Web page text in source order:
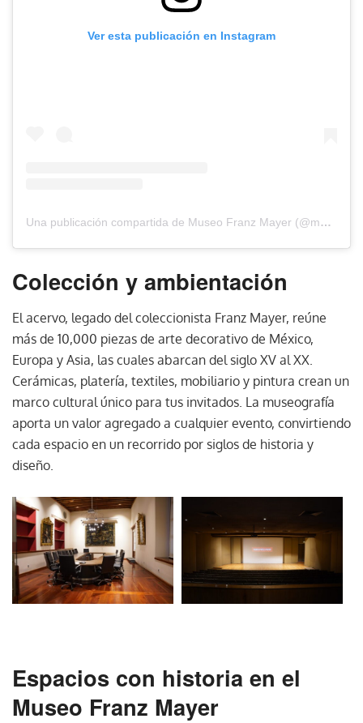
Ver esta publicación en Instagram
Una publicación compartida de Museo Franz Mayer (@museofranzmayer)
Colección y ambientación
El acervo, legado del coleccionista Franz Mayer, reúne
más de 10,000 piezas de arte decorativo de México,
Europa y Asia, las cuales abarcan del siglo XV al XX.
Cerámicas, platería, textiles, mobiliario y pintura crean un
marco cultural único para tus invitados. La museografía
aporta un valor agregado a cualquier evento, convirtiendo
cada espacio en un recorrido por siglos de historia y
diseño.
Espacios con historia en el
Museo Franz Mayer